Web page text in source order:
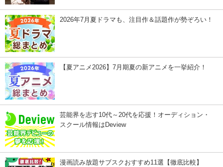
2026年7月夏ドラマも、注目作＆話題作が勢ぞろい！
【夏アニメ2026】7月期夏の新アニメを一挙紹介！
芸能界を志す10代～20代を応援！オーディション・
スクール情報はDeview
漫画読み放題サブスクおすすめ11選【徹底比較】